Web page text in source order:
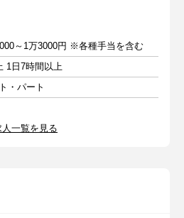
～1万3000円 ※各種手当を含む
1日7時間以上
・パート
一覧を見る